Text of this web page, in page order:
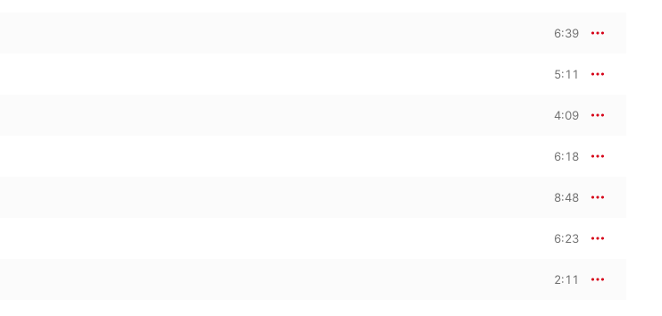
6:39
5:11
4:09
6:18
8:48
6:23
2:11